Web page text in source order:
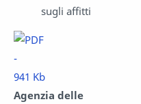
sugli affitti
Agenzia delle